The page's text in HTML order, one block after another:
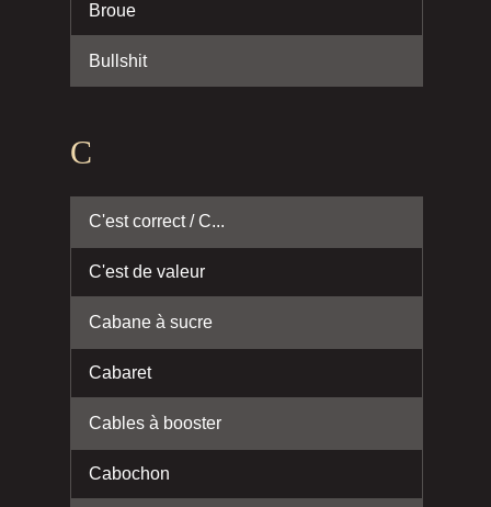
Broue
Bullshit
C
C'est correct / C...
C'est de valeur
Cabane à sucre
Cabaret
Cables à booster
Cabochon